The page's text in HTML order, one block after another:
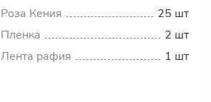
Роза Кения
25 шт
Пленка
2 шт
Лента рафия
1 шт